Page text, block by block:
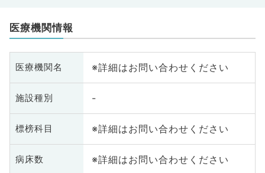
医療機関情報
医療機関名 ※詳細はお問い合わせください
施設種別 -
標榜科目 ※詳細はお問い合わせください
病床数 ※詳細はお問い合わせください